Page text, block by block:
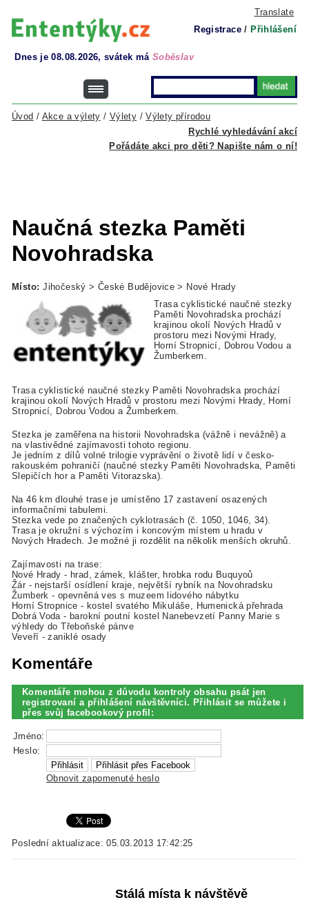
Translate
Registrace / Přihlášení
Dnes je 08.08.2026, svátek má Soběslav
Rychlé vyhledávání akcí
Úvod / Akce a výlety / Výlety /Výlety přírodou
Pořádáte akci pro děti? Napište nám o ní!
Naučná stezka Paměti
Novohradska
Místo: Jihočeský > České Budějovice > Nové Hrady
Trasa cyklistické naučné stezky
Paměti Novohradska prochází
krajinou okolí Nových Hradů v
prostoru mezi Novými Hrady,
Horní Stropnicí, Dobrou Vodou a
Žumberkem.
Trasa cyklistické naučné stezky Paměti Novohradska prochází
krajinou okolí Nových Hradů v prostoru mezi Novými Hrady, Horní
Stropnicí, Dobrou Vodou a Žumberkem.
Stezka je zaměřena na historii Novohradska (vážně i nevážně) a
na vlastivědné zajímavosti tohoto regionu.
Je jedním z dílů volné trilogie vyprávění o životě lidí v česko-
rakouském pohraničí (naučné stezky Paměti Novohradska, Paměti
Slepičích hor a Paměti Vitorazska).
Na 46 km dlouhé trase je umístěno 17 zastavení osazených
informačními tabulemi.
Stezka vede po značených cyklotrasách (č. 1050, 1046, 34).
Trasa je okružní s výchozím i koncovým místem u hradu v
Nových Hradech. Je možné ji rozdělit na několik menších okruhů.
Zajímavosti na trase:
Nové Hrady - hrad, zámek, klášter, hrobka rodu Buquyoů
Žár - nejstarší osídlení kraje, největší rybník na Novohradsku
Žumberk - opevněná ves s muzeem lidového nábytku
Horní Stropnice - kostel svatého Mikuláše, Humenická přehrada
Dobrá Voda - barokní poutní kostel Nanebevzetí Panny Marie s
výhledy do Třeboňské pánve
Veveří - zaniklé osady
Komentáře
Komentáře mohou z důvodu kontroly obsahu psát jen
registrovaní a přihlášení návštěvníci. Přihlásit se můžete i
přes svůj facebookový profil:
Jméno:
Heslo:
Obnovit zapomenuté heslo
Poslední aktualizace: 05.03.2013 17:42:25
Stálá místa k návštěvě